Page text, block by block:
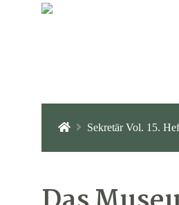
Sekretär Vol. 15.